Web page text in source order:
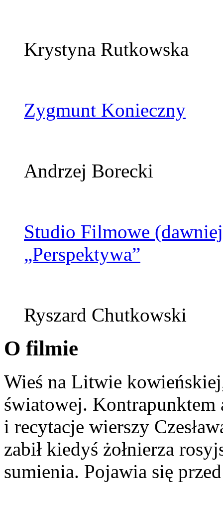
Krystyna Rutkowska
Zygmunt Konieczny
Andrzej Borecki
Studio Filmowe
„Perspektywa”
Ryszard Chutkowski
O filmie
Wieś na Litwie
światowej.
i recytacje wierszy
zabił kiedyś żołnierza
sumienia. Pojawia się